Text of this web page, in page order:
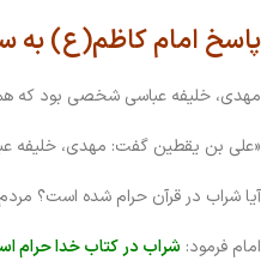
پاسخ امام کاظم(ع) به
مهدی، خلیفه عباسی شخصی بود که
«على بن یقطین گفت: مهدى، خلیفه
آیا شراب در قرآن حرام شده است؟
امام فرمود: شراب در کتاب خدا حرام